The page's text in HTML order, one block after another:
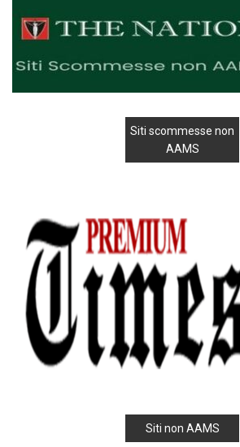
Siti scommesse non
AAMS
Siti non AAMS